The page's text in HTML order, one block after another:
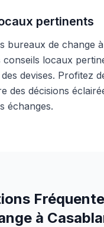
pertinents
bureaux de change
conseils locaux
devises. Profitez
des décisions
échanges.
à